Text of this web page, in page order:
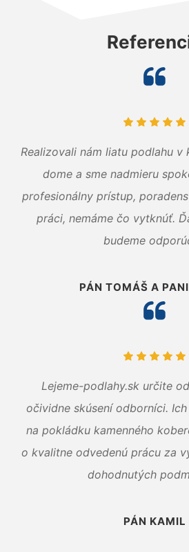
Realizovali nám liatu podlahu v
dome a sme nadmieru
profesionálny prístup,
práci, nemáme čo vytknúť.
budeme
PÁN TOMÁŠ A
Lejeme-podlahy.sk určite
očividne skúsení odborníci.
na pokládku kamenného
o kvalitne odvedenú prácu za
dohodnutých
PÁN KAMIL